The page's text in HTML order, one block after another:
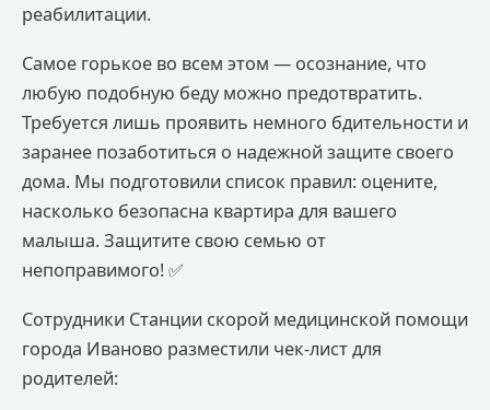
реабилитации.
Самое горькое во всем этом — осознание, что
любую подобную беду можно предотвратить.
Требуется лишь проявить немного бдительности и
заранее позаботиться о надежной защите своего
дома. Мы подготовили список правил: оцените,
насколько безопасна квартира для вашего
малыша. Защитите свою семью от
непоправимого! ✅
Сотрудники Станции скорой медицинской помощи
города Иваново разместили чек-лист для
родителей: